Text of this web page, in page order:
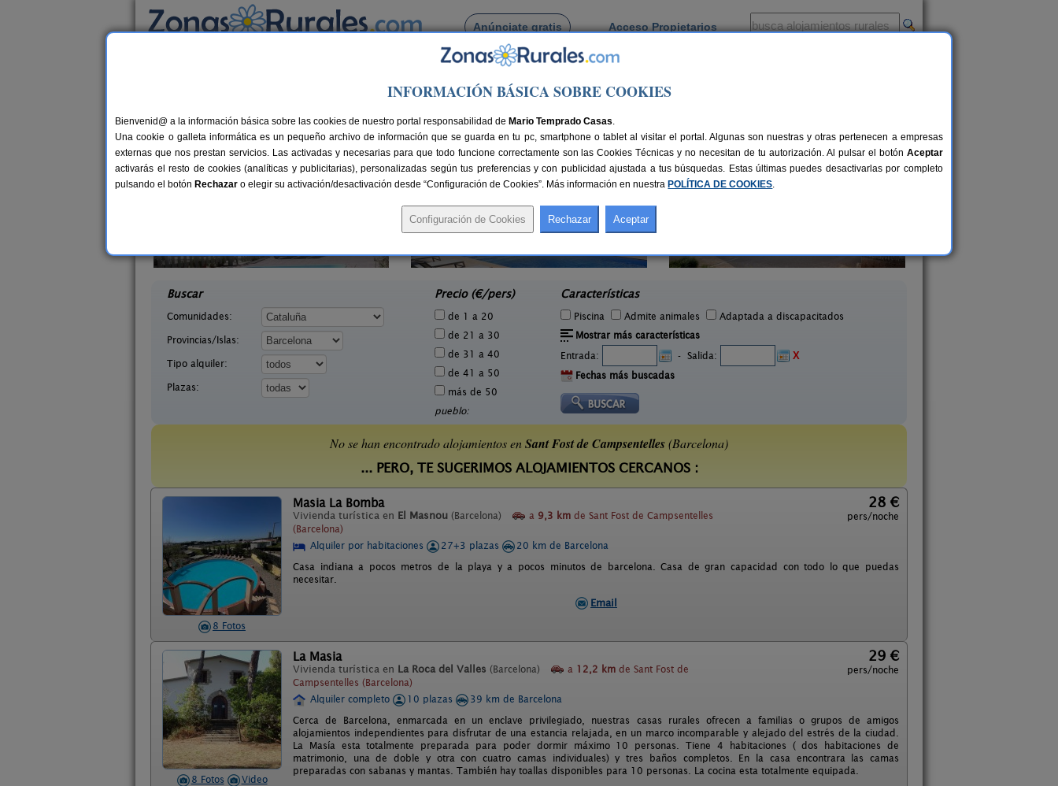
Anúnciate gratis Acceso Propietarios
Busca por pueblo
> Sant Fost de Campsentelles
Casas Rurales cerca de Sant Fost de Campsentelles
25 €
Can Fontanelles
Buscar
Comunidades:
Provincias/Islas:
Tipo alquiler:
Plazas:
Precio (€/pers)
de 1 a 20
de 21 a 30
de 31 a 40
de 41 a 50
más de 50
pueblo:
Características
Piscina Admite animales
Adaptada a discapacitados
Mostrar más características
Entrada:
- Salida:
X
Fechas más buscadas
No se han encontrado alojamientos enSant Fost de Campsentelles(Barcelona)
... PERO, TE SUGERIMOS ALOJAMIENTOS CERCANOS :
8 Fotos
Masia La Bomba
Vivienda turística en El Masnou (Barcelona) a 9,3 km de Sant Fost de Campsentelles
(Barcelona)
28 €
pers/noche
Alquiler por habitaciones 27+3 plazas
20 km de Barcelona
Casa indiana a pocos metros de la playa y a pocos minutos de barcelona. Casa de gran capacidad con todo lo que puedas
necesitar.
Email
8 Fotos Video
La Masia
Vivienda turística en La Roca del Valles (Barcelona) a 12,2 km de Sant Fost de
Campsentelles (Barcelona)
29 €
pers/noche
Alquiler completo 10 plazas
39 km de Barcelona
Cerca de Barcelona, enmarcada en un enclave privilegiado, nuestras casas rurales ofrecen a familias o grupos de amigos
alojamientos independientes para disfrutar de una estancia relajada, en un marco incomparable y alejado del estrés de la ciudad.
La Masía esta totalmente preparada para poder dormir máximo 10 personas. Tiene 4 habitaciones ( dos habitaciones de
matrimonio, una de doble y otra con cuatro camas individuales) y tres baños completos. En la casa encontrara las camas
preparadas con sabanas y mantas. También hay toallas disponibles para 10 personas. La cocina esta totalmente equipada.
INFORMACIÓN BÁSICA SOBRE COOKIES
Bienvenid@ a la información básica sobre las cookies de nuestro portal responsabilidad de Mario Temprado Casas.
Una cookie o galleta informática es un pequeño archivo de información que se guarda en tu pc, smartphone o tablet al visitar el portal. Algunas son nuestras y otras pertenecen a empresas
externas que nos prestan servicios. Las activadas y necesarias para que todo funcione correctamente son las Cookies Técnicas y no necesitan de tu autorización. Al pulsar el botón Aceptar
activarás el resto de cookies (analíticas y publicitarias), personalizadas según tus preferencias y con publicidad ajustada a tus búsquedas. Estas últimas puedes desactivarlas por completo
pulsando el botón Rechazar o elegir su activación/desactivación desde “Configuración de Cookies”. Más información en nuestra POLÍTICA DE COOKIES.